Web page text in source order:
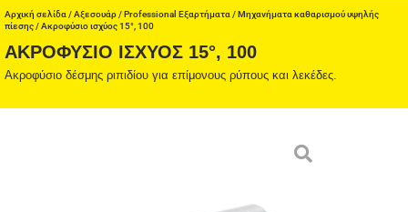
ONLINE SHOP
HOME & GARDEN
Αρχική σελίδα /Αξεσουάρ/Professional Εξαρτήματα /Μηχανήματα καθαρισμού υψηλής
πίεσης/ Ακροφύσιο ισχύος 15°, 100
ΑΚΡΟΦΎΣΙΟ ΙΣΧΎΟΣ 15°, 100
Ακροφύσιο δέσμης ριπιδίου για επίμονους ρύπους και λεκέδες.